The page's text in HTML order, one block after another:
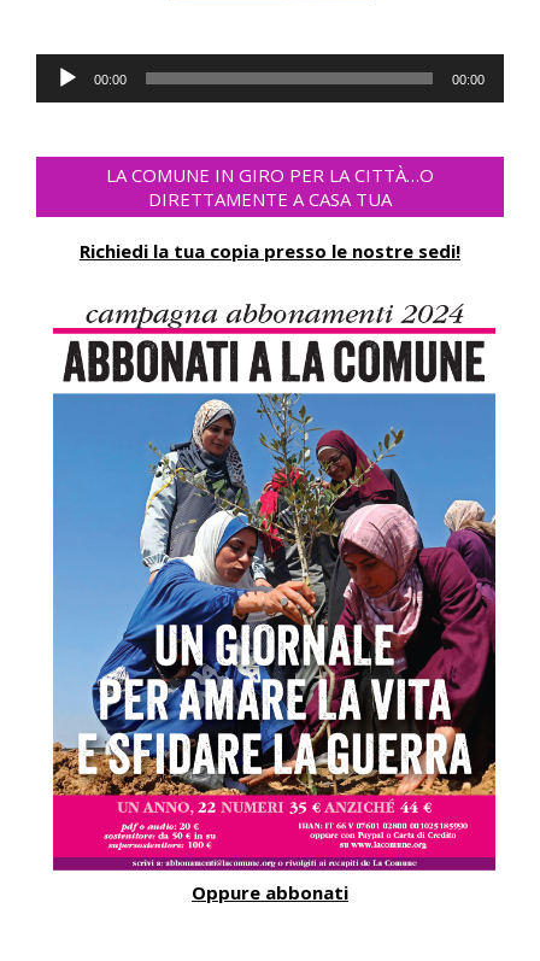
Audio
Player
00:00 00:00
LA COMUNE IN GIRO PER LA CITTÀ…O
DIRETTAMENTE A CASA TUA
Richiedi la tua copia presso le nostre sedi!
Oppure abbonati